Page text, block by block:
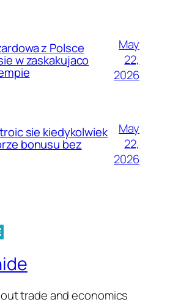
z Polsce
w zaskakujaco
May
22,
2026
sie kiedykolwiek
bonusu bez
May
22,
2026
trade and economics